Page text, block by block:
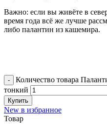
Важно: если вы живёте в
время года всё же лучше
либо палантин из кашемира.
Количество товара
тонкий
Купить
New в избранное
Товар